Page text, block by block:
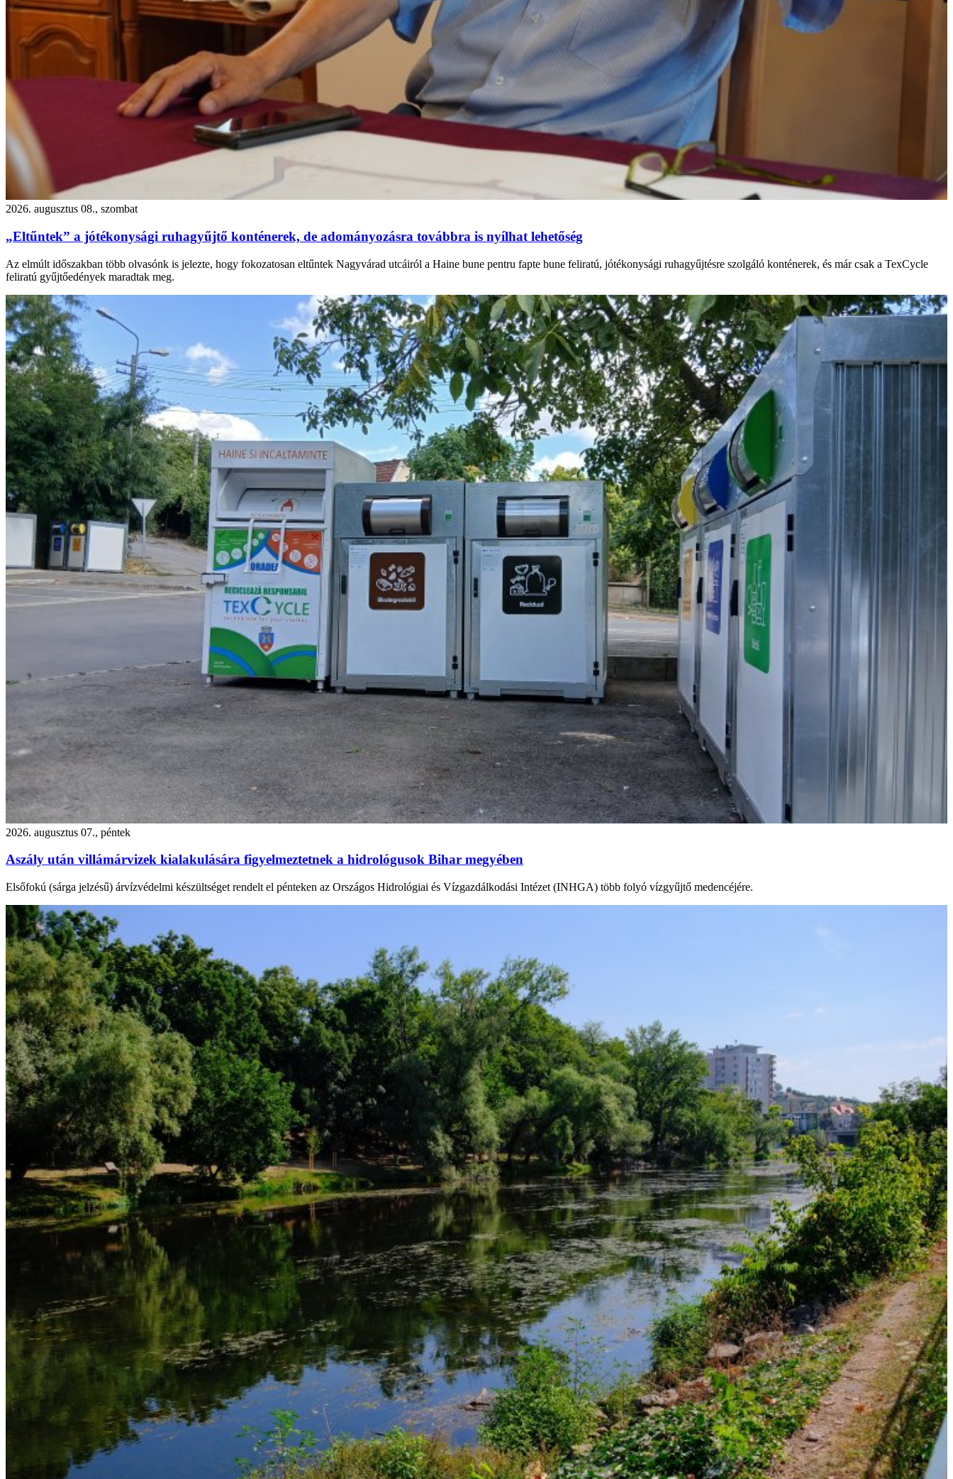
2026. augusztus 08., szombat
„Eltűntek” a jótékonysági ruhagyűjtő konténerek, de adományozásra továbbra is nyílhat lehetőség
Az elmúlt időszakban több olvasónk is jelezte, hogy fokozatosan eltűntek Nagyvárad utcáiról a Haine bune pentru fapte bune feliratú, jótékonysági ruhagyűjtésre szolgáló konténerek, és már csak a TexCycle
feliratú gyűjtőedények maradtak meg.
2026. augusztus 07., péntek
Aszály után villámárvizek kialakulására figyelmeztetnek a hidrológusok Bihar megyében
Elsőfokú (sárga jelzésű) árvízvédelmi készültséget rendelt el pénteken az Országos Hidrológiai és Vízgazdálkodási Intézet (INHGA) több folyó vízgyűjtő medencéjére.